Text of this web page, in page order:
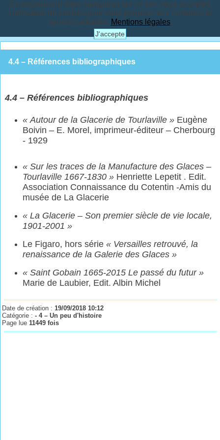
En poursuivant votre navigation sur ce site, vous acceptez
l'utilisation de cookies pour vous proposer des contenus et
services adaptés. Mentions légales.
J'accepte
4.4 – Références bibliographiques
4.4 –Références bibliographiques
«Autour de la Glacerie de Tourlaville » Eugène
Boivin – E. Morel, imprimeur-éditeur – Cherbourg
- 1929
«Sur les traces de la Manufacture des Glaces –
Tourlaville 1667-1830 » Henriette Lepetit . Edit.
Association Connaissance du Cotentin -Amis du
musée de La Glacerie
« La Glacerie – Son premier siècle de vie locale,
1901-2001 »
Le Figaro, hors série« Versailles retrouvé, la
renaissance de la Galerie des Glaces »
« Saint Gobain 1665-2015 Le passé du futur »
Marie de Laubier, Edit. Albin Michel
Date de création :19/09/2018 10:12
Catégorie :- 4 – Un peu d'histoire
Page lue11449 fois